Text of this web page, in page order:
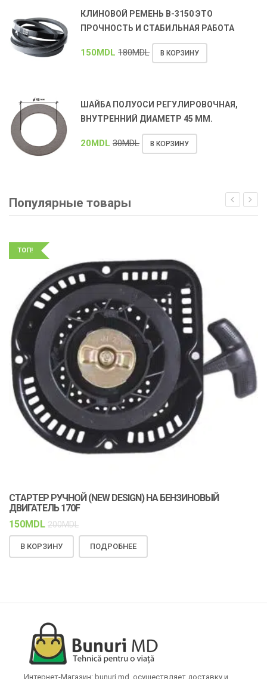
КЛИНОВОЙ РЕМЕНЬ В-3150 ЭТО
ПРОЧНОСТЬ И СТАБИЛЬНАЯ РАБОТА
150MDL 180MDL В КОРЗИНУ
ШАЙБА ПОЛУОСИ РЕГУЛИРОВОЧНАЯ,
ВНУТРЕННИЙ ДИАМЕТР 45 ММ.
20MDL 30MDL В КОРЗИНУ
Популярные товары
ТОП!
СТАРТЕР РУЧНОЙ (NEW DESIGN) НА БЕНЗИНОВЫЙ
ДВИГАТЕЛЬ 170F
150MDL 200MDL
В КОРЗИНУ ПОДРОБНЕЕ
Интернет-Магазин: bunuri.md, осуществляет доставку и